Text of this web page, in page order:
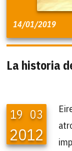
14/01/2019
La historia
19 03
2012